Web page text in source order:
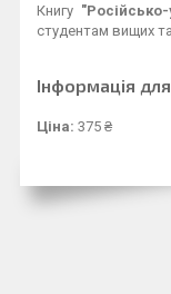
Книгу
студентам вищих
Інформація
Ціна: 375 ₴